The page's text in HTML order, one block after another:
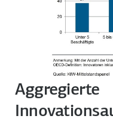
Aggregierte